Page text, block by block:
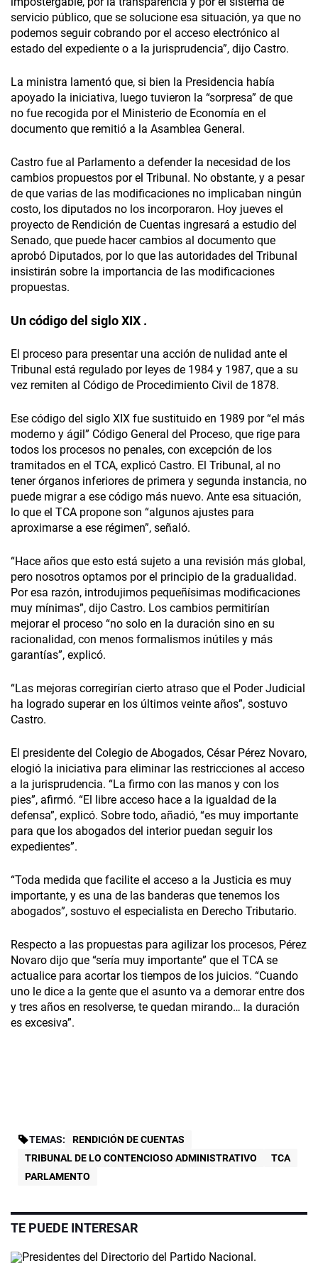
servicio público, que se solucione esa situación, ya que no
podemos seguir cobrando por el acceso electrónico al
estado del expediente o a la jurisprudencia”, dijo Castro.
La ministra lamentó que, si bien la Presidencia había
apoyado la iniciativa, luego tuvieron la “sorpresa” de que
no fue recogida por el Ministerio de Economía en el
documento que remitió a la Asamblea General.
Castro fue al Parlamento a defender la necesidad de los
cambios propuestos por el Tribunal. No obstante, y a pesar
de que varias de las modificaciones no implicaban ningún
costo, los diputados no los incorporaron. Hoy jueves el
proyecto de Rendición de Cuentas ingresará a estudio del
Senado, que puede hacer cambios al documento que
aprobó Diputados, por lo que las autoridades del Tribunal
insistirán sobre la importancia de las modificaciones
propuestas.
Un código del siglo XIX .
El proceso para presentar una acción de nulidad ante el
Tribunal está regulado por leyes de 1984 y 1987, que a su
vez remiten al Código de Procedimiento Civil de 1878.
Ese código del siglo XIX fue sustituido en 1989 por “el más
moderno y ágil” Código General del Proceso, que rige para
todos los procesos no penales, con excepción de los
tramitados en el TCA, explicó Castro. El Tribunal, al no
tener órganos inferiores de primera y segunda instancia, no
puede migrar a ese código más nuevo. Ante esa situación,
lo que el TCA propone son “algunos ajustes para
aproximarse a ese régimen”, señaló.
“Hace años que esto está sujeto a una revisión más global,
pero nosotros optamos por el principio de la gradualidad.
Por esa razón, introdujimos pequeñísimas modificaciones
muy mínimas”, dijo Castro. Los cambios permitirían
mejorar el proceso “no solo en la duración sino en su
racionalidad, con menos formalismos inútiles y más
garantías”, explicó.
“Las mejoras corregirían cierto atraso que el Poder Judicial
ha logrado superar en los últimos veinte años”, sostuvo
Castro.
El presidente del Colegio de Abogados, César Pérez Novaro,
elogió la iniciativa para eliminar las restricciones al acceso
a la jurisprudencia. “La firmo con las manos y con los
pies”, afirmó. “El libre acceso hace a la igualdad de la
defensa”, explicó. Sobre todo, añadió, “es muy importante
para que los abogados del interior puedan seguir los
expedientes”.
“Toda medida que facilite el acceso a la Justicia es muy
importante, y es una de las banderas que tenemos los
abogados”, sostuvo el especialista en Derecho Tributario.
Respecto a las propuestas para agilizar los procesos, Pérez
Novaro dijo que “sería muy importante” que el TCA se
actualice para acortar los tiempos de los juicios. “Cuando
uno le dice a la gente que el asunto va a demorar entre dos
y tres años en resolverse, te quedan mirando… la duración
es excesiva”.
TEMAS:
RENDICIÓN DE CUENTAS
TRIBUNAL DE LO CONTENCIOSO ADMINISTRATIVO
TCA
PARLAMENTO
TE PUEDE INTERESAR